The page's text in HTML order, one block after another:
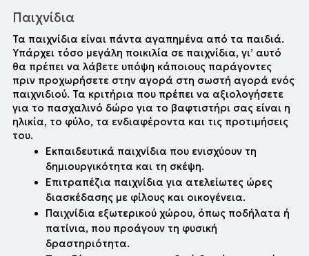
Παιχνίδια
Τα παιχνίδια είναι πάντα αγαπημένα από τα παιδιά.
Υπάρχει τόσο μεγάλη ποικιλία σε παιχνίδια, γι’ αυτό
θα πρέπει να λάβετε υπόψη κάποιους παράγοντες
πριν προχωρήσετε στην αγορά στη σωστή αγορά ενός
παιχνιδιού. Τα κριτήρια που πρέπει να αξιολογήσετε
για το πασχαλινό δώρο για το βαφτιστήρι σας είναι η
ηλικία, το φύλο, τα ενδιαφέροντα και τις προτιμήσεις
του.
Εκπαιδευτικά παιχνίδια που ενισχύουν τη
δημιουργικότητα και τη σκέψη.
Επιτραπέζια παιχνίδια για ατελείωτες ώρες
διασκέδασης με φίλους και οικογένεια.
Παιχνίδια εξωτερικού χώρου, όπως ποδήλατα ή
πατίνια, που προάγουν τη φυσική
δραστηριότητα.